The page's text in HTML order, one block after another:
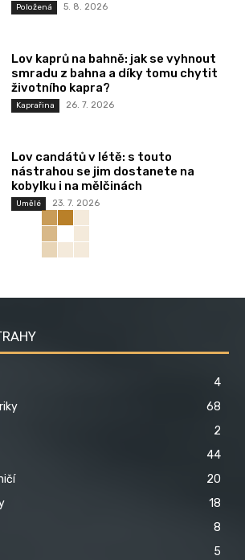
Položená 5. 8. 2026
Lov kaprů na bahně: jak se vyhnout
smradu z bahna a díky tomu chytit
životního kapra?
Kaprařina 26. 7. 2026
Lov candátů v létě: s touto
nástrahou se jim dostanete na
kobylku i na mělčinách
Umělé 23. 7. 2026
4
68
2
44
20
18
8
5